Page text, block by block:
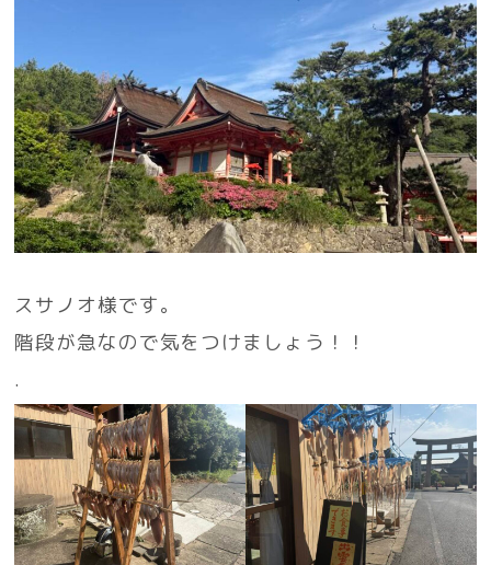
スサノオ様です。
階段が急なので気をつけましょう！！
.